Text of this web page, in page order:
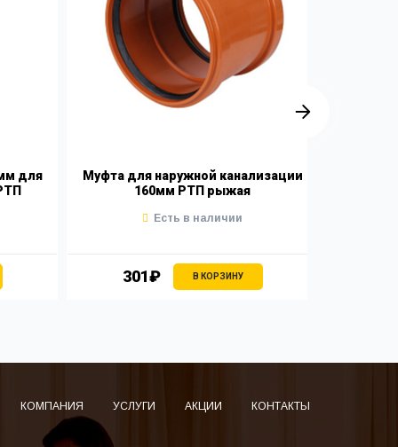
для
Муфта для наружной канализации
160мм РТП рыжая
301₽ В КОРЗИНУ
Есть в наличии
КОМПАНИЯ УСЛУГИ АКЦИИ КОНТАКТЫ